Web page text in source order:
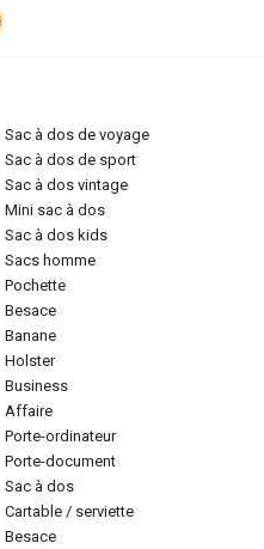
sac à dos de voyage
sac à dos de sport
sac à dos vintage
mini sac à dos
sac à dos kids
sacs homme
pochette
besace
banane
holster
business
affaire
porte-ordinateur
porte-document
sac à dos
cartable / serviette
besace